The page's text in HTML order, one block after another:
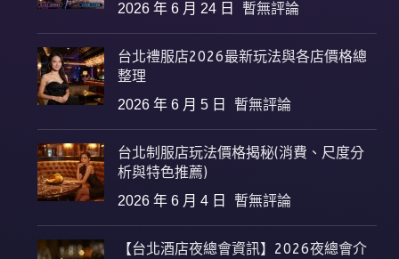
2026 年 6 月 24 日 暫無評論
台北禮服店2026最新玩法與各店價格總
整理
2026 年 6 月 5 日 暫無評論
台北制服店玩法價格揭秘(消費、尺度分
析與特色推薦)
2026 年 6 月 4 日 暫無評論
【台北酒店夜總會資訊】2026夜總會介